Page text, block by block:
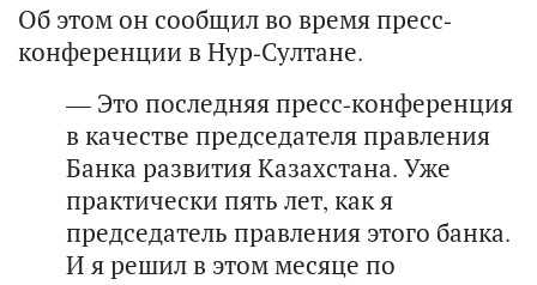
Об этом он сообщил во время пресс-
конференции в Нур-Султане.
— Это последняя пресс-конференция
в качестве председателя правления
Банка развития Казахстана. Уже
практически пять лет, как я
председатель правления этого банка.
И я решил в этом месяце по